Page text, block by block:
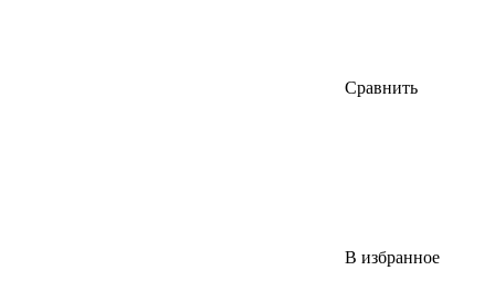
Сравнить
В избранное